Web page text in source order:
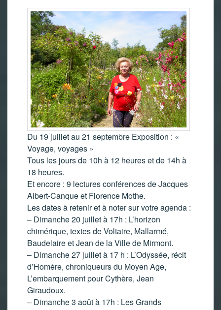
Du 19 juillet au 21 septembre Exposition : «
Voyage, voyages »
Tous les jours de 10h à 12 heures et de 14h à
18 heures.
Et encore : 9 lectures conférences de Jacques
Albert-Canque et Florence Mothe.
Les dates à retenir et à noter sur votre agenda :
– Dimanche 20 juillet à 17h : L’horizon
chimérique, textes de Voltaire, Mallarmé,
Baudelaire et Jean de la Ville de Mirmont.
– Dimanche 27 juillet à 17 h : L’Odyssée, récit
d’Homère, chroniqueurs du Moyen Age,
L’embarquement pour Cythère, Jean
Giraudoux.
– Dimanche 3 août à 17h : Les Grands